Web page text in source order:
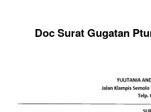
Doc Surat Gugatan